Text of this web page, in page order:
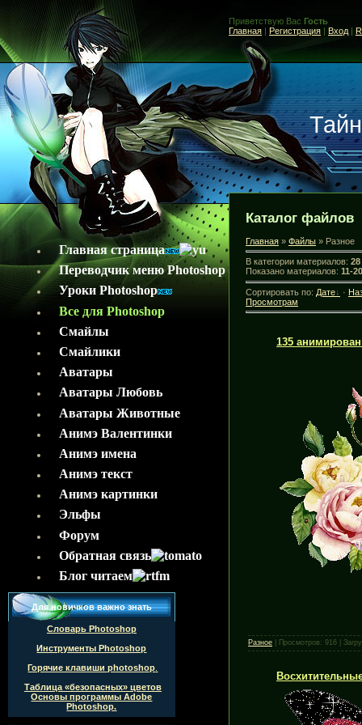
Главная страница
Переводчик меню Photoshop
Уроки Photoshop
Все для Photoshop
Смайлы
Смайлики
Аватары
Аватары Любовь
Аватары Животные
Анимэ Валентинки
Aнимэ имена
Анимэ текст
Анимэ картинки
Эльфы
Форум
Обратная связь
Блог читаем
Для новичков важно знать
Словарь Photoshop
Инструменты Photoshop
Горячие клавишиphotoshop
Таблица «безопасных» цветов
Основы программы Adobe
Photoshop.
Приветствую Вас Гость
Главная | Регистрация | Вход |
Каталог файлов
Главная » Файлы » Разное
В категории материалов: 28
Показано материалов: 11-20
Сортировать по: Дате ·
Просмотрам
135
Разное Просмотров: 916